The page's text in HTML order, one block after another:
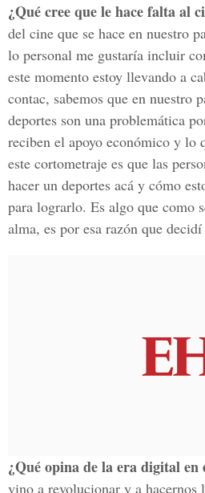
¿Qué cree que le hace falta al
del cine que se hace en nuestro
lo personal me gustaría incluir
este momento estoy llevando a
contac, sabemos que en nuestro
deportes son una problemática
reciben el apoyo económico y lo
este cortometraje es que las
hacer un deportes acá y cómo
para lograrlo. Es algo que como
alma, es por esa razón que
¿Qué opina de la era digital en
vino a revolucionar y a hacernos